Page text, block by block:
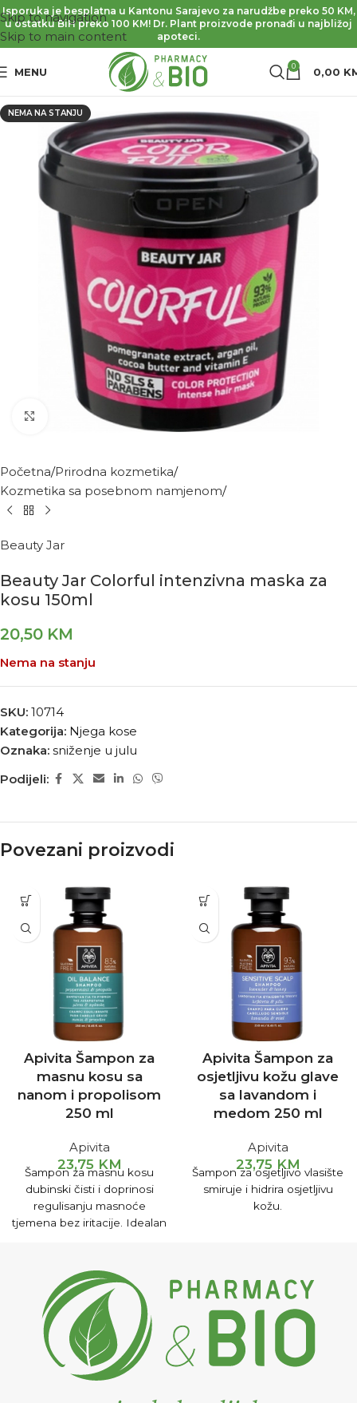
Skip to navigation
Skip to main content
Isporuka je besplatna u Kantonu Sarajevo za narudžbe preko 50 KM,
u ostatku BiH preko 100 KM! Dr. Plant proizvode pronađi u najbližoj
apoteci.
MENU 0 0,00
NEMA NA STANJU
Kliknite za povećanje
Početna Prirodna kozmetika
Kozmetika sa posebnom namjenom
Beauty Jar
Beauty Jar Colorful intenzivna maska za
kosu 150ml
20,50 KM
Nema na stanju
SKU: 10714
Kategorija: Njega kose
Oznaka: sniženje u julu
Podijeli:
Povezani proizvodi
Apivita Šampon za
masnu kosu sa
nanom i propolisom
250 ml
Apivita
23,75 KM
Šampon za masnu kosu
dubinski čisti i doprinosi
regulisanju masnoće
tjemena bez iritacije. Idealan
Apivita Šampon za
osjetljivu kožu glave
sa lavandom i
medom 250 ml
Apivita
23,75 KM
Šampon za osjetljivo vlasište
smiruje i hidrira osjetljivu
kožu.